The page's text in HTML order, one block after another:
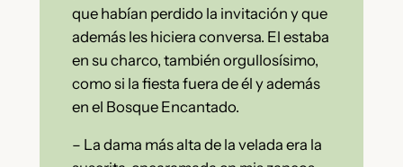
que habían perdido la invitación y que
además les hiciera conversa. El estaba
en su charco, también orgullosísimo,
como si la fiesta fuera de él y además
en el Bosque Encantado.
– La dama más alta de la velada era la